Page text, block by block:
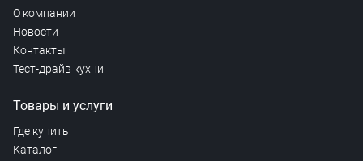
О компании
Новости
Контакты
Тест-драйв кухни
Товары и услуги
Где купить
Каталог